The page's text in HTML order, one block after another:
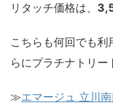
リタッチ価格は、
こちらも何回でも
らにプラチナトリー
≫エマージュ 立川